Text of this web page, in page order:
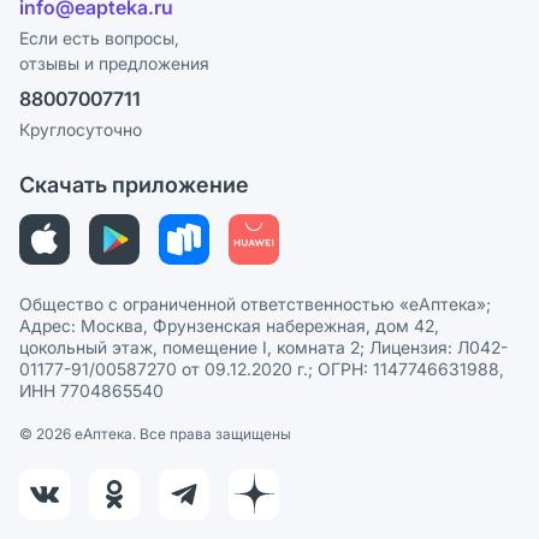
Реклама на сайте
Ваши товары на ЕАПТЕКЕ
Программа СберСпасибо
Политика конфиденциальности
Пользовательское соглашение
Политика рекомендаций
Этика и соответствие
Политика в отношении обработки персональных данных
info@eapteka.ru
Если есть вопросы,
отзывы и предложения
88007007711
Круглосуточно
Скачать приложение
Общество с ограниченной ответственностью «еАптека»;
Адрес: Москва, Фрунзенская набережная, дом 42,
цокольный этаж, помещение I, комната 2; Лицензия: Л042-
01177-91/00587270 от 09.12.2020 г.; ОГРН: 1147746631988,
ИНН 7704865540
© 2026 eАптека. Все права защищены